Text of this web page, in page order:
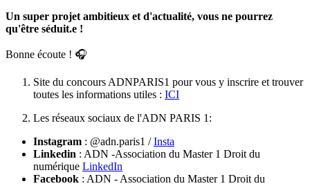
Un super projet ambitieux et d'actualité, vous ne pourrez
qu'être séduit.e !
Bonne écoute ! 🎧
Site du concours ADNPARIS1 pour vous y inscrire et trouver
toutes les informations utiles : ICI
Les réseaux sociaux de l'ADN PARIS 1:
Instagram : @adn.paris1 /Insta
Linkedin : ADN -Association du Master 1 Droit du
numérique LinkedIn
Facebook : ADN - Association du Master 1 Droit du